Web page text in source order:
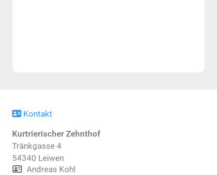
Kontakt
Kurtrierischer Zehnthof
Tränkgasse 4
54340 Leiwen
Andreas Kohl